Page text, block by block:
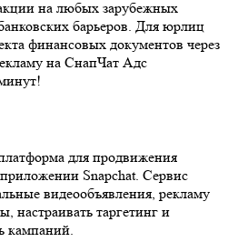
на любых зарубежных
барьеров. Для юрлиц
финансовых документов через
на СнапЧат Адс
для продвижения
Snapchat. Сервис
видеообъявления, рекламу
настраивать таргетинг и
кампаний.